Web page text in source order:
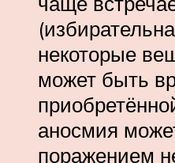
некоторые
может быть
аносмия
поражением